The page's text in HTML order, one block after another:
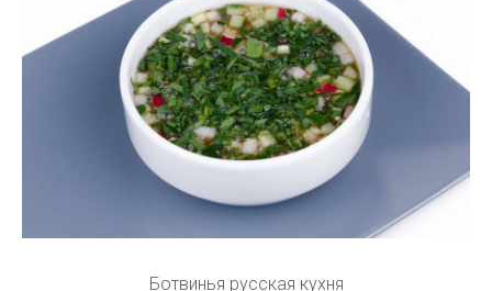
Ботвинья русская кухня